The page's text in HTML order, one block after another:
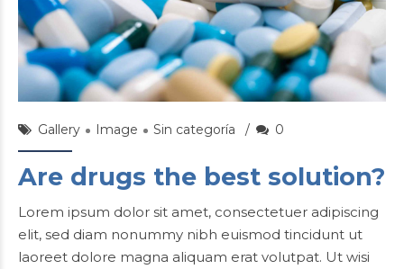
ionUSER
22/Sep/2015
Gallery Image Sin categoría 0
Are drugs the best solution?
Lorem ipsum dolor sit amet, consectetuer adipiscing
elit, sed diam nonummy nibh euismod tincidunt ut
laoreet dolore magna aliquam erat volutpat. Ut wisi